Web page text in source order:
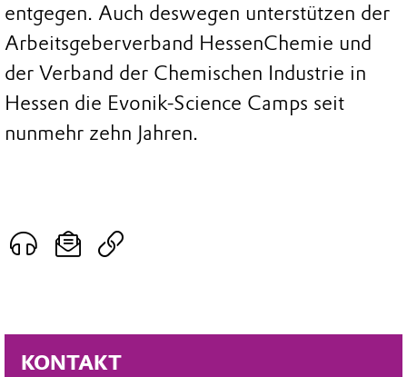
KONTAKT
entgegen. Auch deswegen unterstützen der
Arbeitsgeberverband HessenChemie und
der Verband der Chemischen Industrie in
Hessen die Evonik-Science Camps seit
nunmehr zehn Jahren.